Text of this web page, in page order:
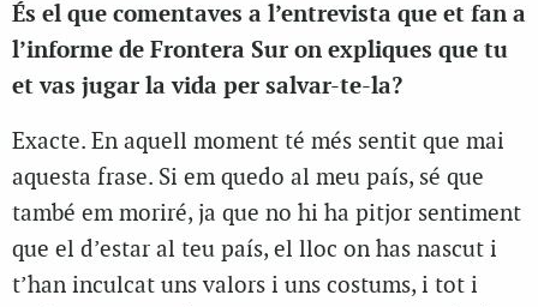
És el que comentaves a l’entrevista que et fan a
l’informe de Frontera Sur on expliques que tu
et vas jugar la vida per salvar-te-la?
Exacte. En aquell moment té més sentit que mai
aquesta frase. Si em quedo al meu país, sé que
també em moriré, ja que no hi ha pitjor sentiment
que el d’estar al teu país, el lloc on has nascut i
t’han inculcat uns valors i uns costums, i tot i